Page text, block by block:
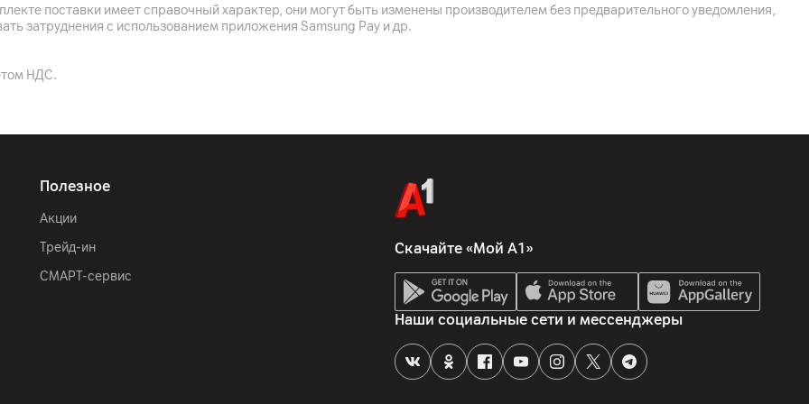
поставки имеет справочный характер, они могут быть изменены производителем без предварительного уведомления,
затруднения с использованием приложения Samsung Pay и др.
НДС.
Полезное
Акции
Трейд-ин
СМАРТ-сервис
Скачайте «Мой А1»
Наши социальные сети и мессенджеры